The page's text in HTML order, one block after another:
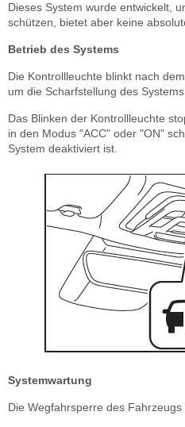
Dieses System wurde entwickelt,
schützen, bietet aber keine
Betrieb des Systems
Die Kontrollleuchte blinkt nach
um die Scharfstellung des
Das Blinken der Kontrollleuchte
in den Modus "ACC" oder "ON"
System deaktiviert ist.
Systemwartung
Die Wegfahrsperre des Fahrzeugs